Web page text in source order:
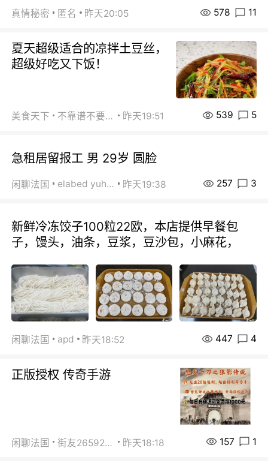
真情秘密 匿名 昨天20:05 578 11
夏天超级适合的凉拌土豆丝，
超级好吃又下饭！
美食天下 不靠谱不要联系 昨天19:51 539 5
急租居留报工 男 29岁 圆脸
闲聊法国 elabed yuhua 昨天19:38 257 3
新鲜冷冻饺子100粒22欧，本店提供早餐包
子，馒头，油条，豆浆，豆沙包，小麻花，
闲聊法国 apd 昨天18:52 447 4
正版授权 传奇手游
闲聊法国 街友26592800 昨天18:18 157 1